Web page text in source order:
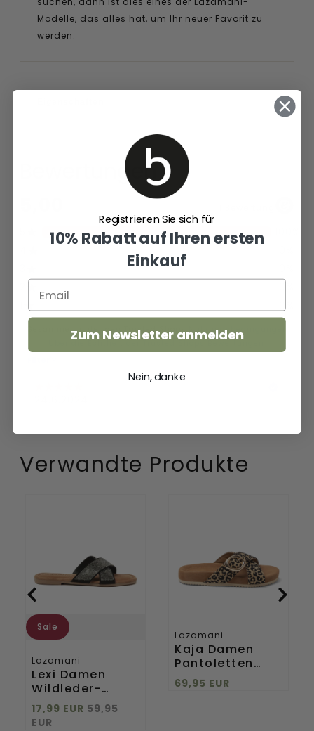
Modelle, das alles hat, um Ihr neuer Favorit zu
werden.
Bewertungen
Verwandte Produkte
Sale
Lazamani
Lexi Damen
Wildleder-
Pantoletten
Pewter
17,99 EUR 59,95
EUR
Lazamani
Kaja Damen
Pantoletten
Leopard
69,95 EUR
Registrieren Sie sich für
10% Rabatt auf Ihren ersten
Einkauf
Zum Newsletter anmelden
Nein, danke